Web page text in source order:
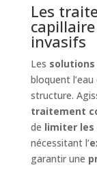
Les
invasifs
Les
bloquent
structure.
traitement
de limiter les
nécessitant l’
garantir une